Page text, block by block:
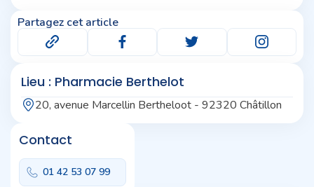
Partagez cet article
Lieu : Pharmacie Berthelot
20, avenue Marcellin Bertheloot - 92320 Châtillon
Contact
01 42 53 07 99